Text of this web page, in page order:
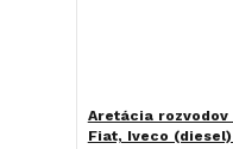
Aretácia
Fiat, Iveco